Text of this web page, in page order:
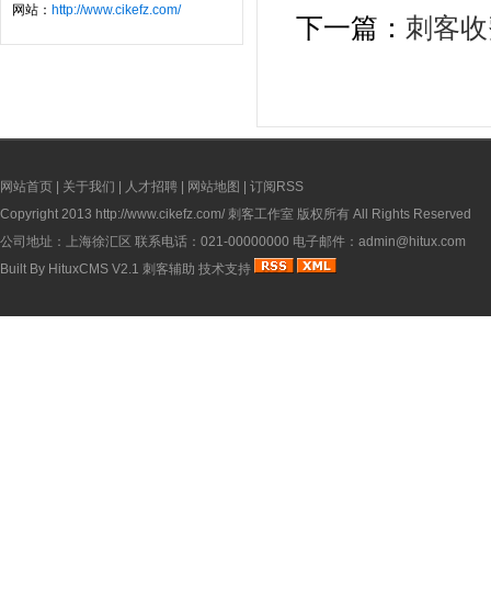
网站： http://www.cikefz.com/
下一篇： 刺客
网站首页 关于我们 人才招聘 网站地图
订阅RSS
Copyright 2013 http://www.cikefz.com/ 刺客工作室 版权所有 All Rights Reserved
公司地址：上海徐汇区 联系电话：021-00000000 电子邮件：admin@hitux.com
Built By HituxCMS V2.1 刺客辅助 技术支持